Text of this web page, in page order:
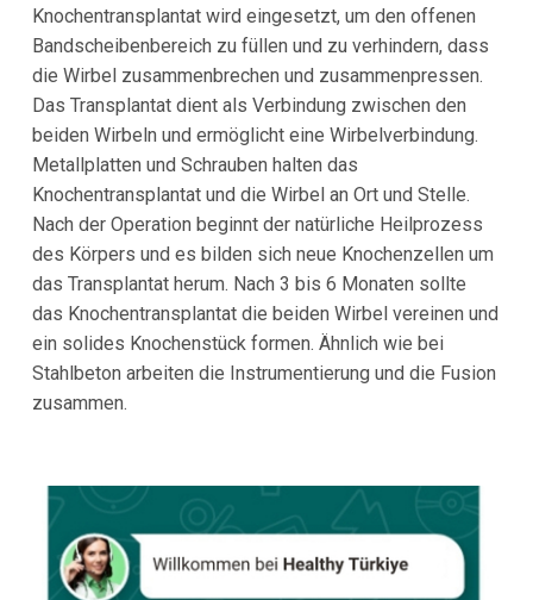
Knochentransplantat wird eingesetzt, um den offenen
Bandscheibenbereich zu füllen und zu verhindern, dass
die Wirbel zusammenbrechen und zusammenpressen.
Das Transplantat dient als Verbindung zwischen den
beiden Wirbeln und ermöglicht eine Wirbelverbindung.
Metallplatten und Schrauben halten das
Knochentransplantat und die Wirbel an Ort und Stelle.
Nach der Operation beginnt der natürliche Heilprozess
des Körpers und es bilden sich neue Knochenzellen um
das Transplantat herum. Nach 3 bis 6 Monaten sollte
das Knochentransplantat die beiden Wirbel vereinen und
ein solides Knochenstück formen. Ähnlich wie bei
Stahlbeton arbeiten die Instrumentierung und die Fusion
zusammen.